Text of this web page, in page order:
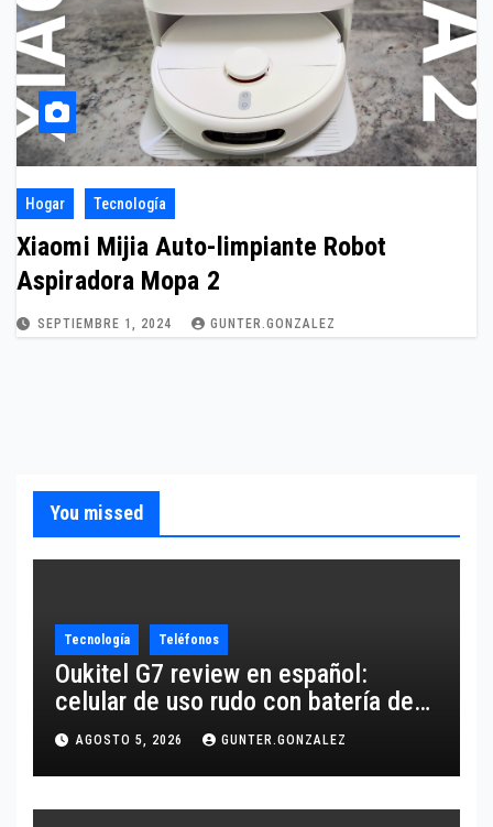
Hogar Tecnología
Xiaomi Mijia Auto-limpiante Robot
Aspiradora Mopa 2
SEPTIEMBRE 1, 2024 GUNTER.GONZALEZ
You missed
Tecnología Teléfonos
Oukitel G7 review en español:
celular de uso rudo con batería de
10,600 mAh
AGOSTO 5, 2026 GUNTER.GONZALEZ